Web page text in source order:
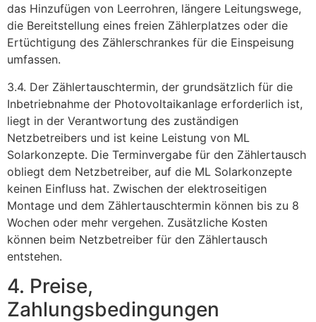
das Hinzufügen von Leerrohren, längere Leitungswege,
die Bereitstellung eines freien Zählerplatzes oder die
Ertüchtigung des Zählerschrankes für die Einspeisung
umfassen.
3.4. Der Zählertauschtermin, der grundsätzlich für die
Inbetriebnahme der Photovoltaikanlage erforderlich ist,
liegt in der Verantwortung des zuständigen
Netzbetreibers und ist keine Leistung von ML
Solarkonzepte. Die Terminvergabe für den Zählertausch
obliegt dem Netzbetreiber, auf die ML Solarkonzepte
keinen Einfluss hat. Zwischen der elektroseitigen
Montage und dem Zählertauschtermin können bis zu 8
Wochen oder mehr vergehen. Zusätzliche Kosten
können beim Netzbetreiber für den Zählertausch
entstehen.
4. Preise,
Zahlungsbedingungen